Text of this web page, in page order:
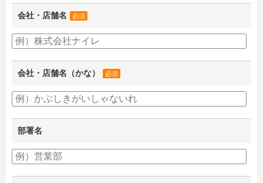
会社・店舗名 必須
会社・店舗名（かな） 必須
部署名